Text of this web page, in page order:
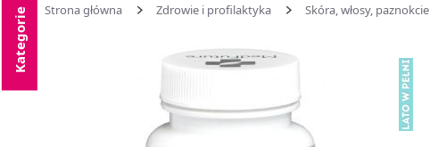
Strona główna Zdrowie i profilaktyka Skóra, włosy, paznokcie
Kategorie